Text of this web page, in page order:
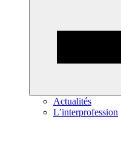
Actualités
L’interprofession